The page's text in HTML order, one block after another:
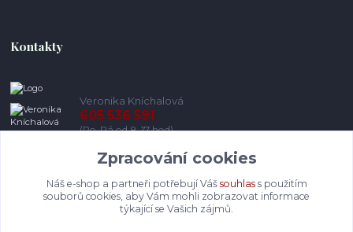
Kontakty
Veronika Kníchalová
605 536 591
(Po-Pá od 8-17 hod)
info@pohodlneboty.cz
Zpracování cookies
Náš e-shop a partneři potřebují Váš souhlass použitím
souborů cookies, aby Vám mohli zobrazovat informace
týkající se Vašich zájmů.